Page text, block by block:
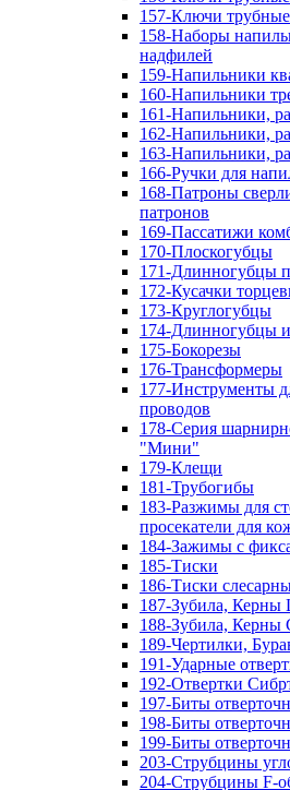
157-Ключи трубные
158-Наборы
надфилей
159-Напильники
160-Напильники
161-Напильники,
162-Напильники,
163-Напильники,
166-Ручки для
168-Патроны
патронов
169-Пассатижи
170-Плоскогубцы
171-Длинногубцы
172-Кусачки
173-Круглогубцы
174-Длинногубцы
175-Бокорезы
176-Трансформеры
177-Инструменты
проводов
178-Серия
"Мини"
179-Клещи
181-Трубогибы
183-Разжимы для
просекатели для
184-Зажимы с
185-Тиски
186-Тиски
187-Зубила,
188-Зубила, Керны
189-Чертилки,
191-Ударные
192-Отвертки
197-Биты
198-Биты
199-Биты
203-Струбцины
204-Струбцины F-